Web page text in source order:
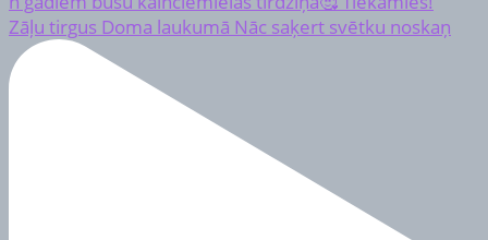
Zāļu tirgus Doma laukumā Nāc saķert svētku noskaņ